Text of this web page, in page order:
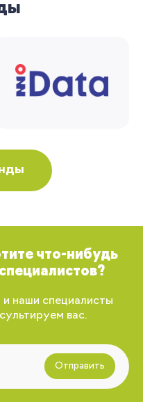
что-нибудь
наши специалисты
вас.
Отправить